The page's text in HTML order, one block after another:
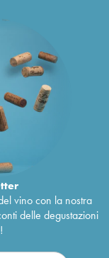
vino con la nostra
delle degustazioni